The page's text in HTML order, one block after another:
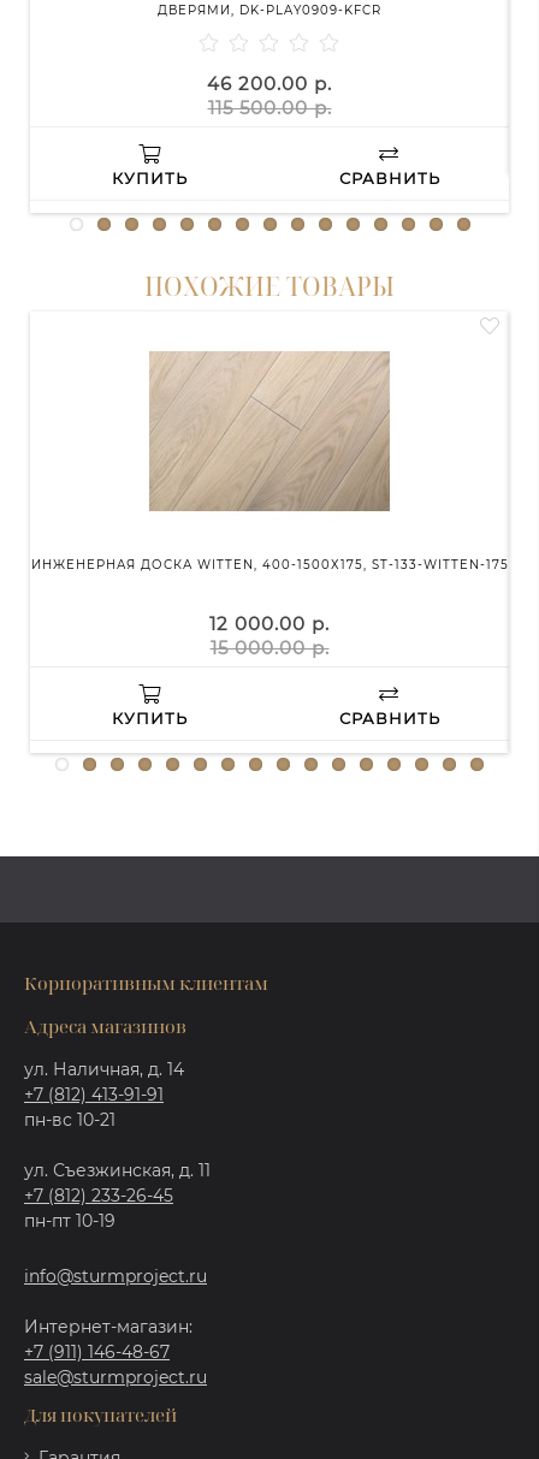
ДВЕРЯМИ, DK-PLAY0909-KFCR
46 200.00 р.
115 500.00 р.
КУПИТЬ СРАВНИТЬ
ПОХОЖИЕ ТОВАРЫ
ИНЖЕНЕРНАЯ ДОСКА WITTEN, 400-1500Х175, ST-133-WITTEN-175
12 000.00 р.
15 000.00 р.
КУПИТЬ СРАВНИТЬ
Корпоративным клиентам
Адреса магазинов
ул. Наличная, д. 14
+7 (812) 413-91-91
пн-вс 10-21
ул. Съезжинская, д. 11
+7 (812) 233-26-45
пн-пт 10-19
info@sturmproject.ru
Интернет-магазин:
+7 (911) 146-48-67
sale@sturmproject.ru
Для покупателей